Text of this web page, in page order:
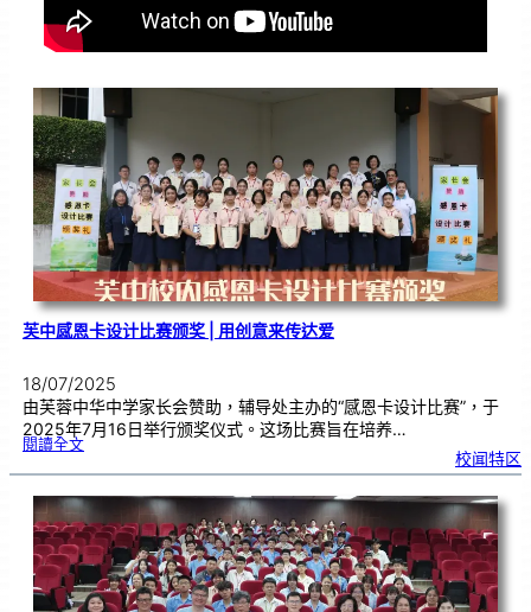
芙中感恩卡设计比赛颁奖 | 用创意来传达爱
18/07/2025
由芙蓉中华中学家长会赞助，辅导处主办的“感恩卡设计比赛”，于
2025年7月16日举行颁奖仪式。这场比赛旨在培养…
閱讀全文:芙
恩
设
计
赛
颁
奖
|用
创
意
传
达
爱
校闻特区